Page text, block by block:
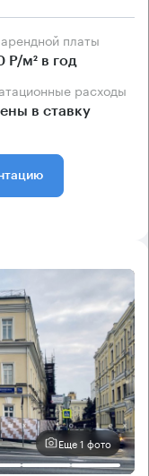
арендной платы
Р/м² в год
расходы
в ставку
Еще 1 фото